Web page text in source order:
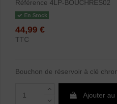
Référence 4LP-BOUCHRES02
En Stock
44,99 €
TTC
Bouchon de réservoir à clé
Ajouter au